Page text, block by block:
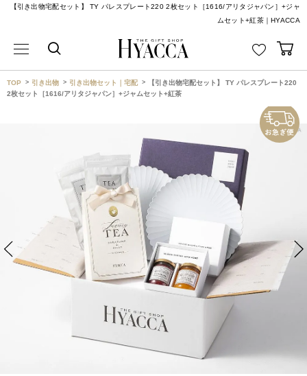
【引き出物宅配セット】 TY パレスプレート220 2枚セット［1616/アリタジャパン］+ジャ
ムセット+紅茶｜HYACCA
TOP 引き出物 引き出物セット｜宅配
【引き出物宅配セット】 TY パレスプレート220
2枚セット［1616/アリタジャパン］+ジャムセット+紅茶